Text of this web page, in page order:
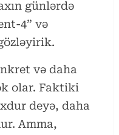
günlərdə
4” və
və daha
olar. Faktiki
deyə, daha
Amma,